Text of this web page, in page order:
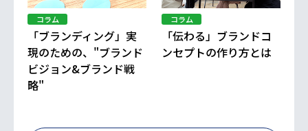
コラム
「ブランディング」実
現のための、"ブランド
ビジョン&ブランド戦
略"
コラム
「伝わる」ブランドコ
ンセプトの作り方とは